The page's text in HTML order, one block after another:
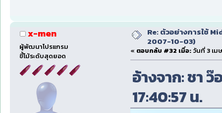
x-men
ผู้พัฒนาโปรแกรม
ขี้โม้ระดับสุดยอด
Re: ตัวอย่างการใช้
2007-10-03)
« ตอบกลับ #32 เมื่อ: วันที่ 3 เม
อ้างจาก: ชา
17:40:57 น.